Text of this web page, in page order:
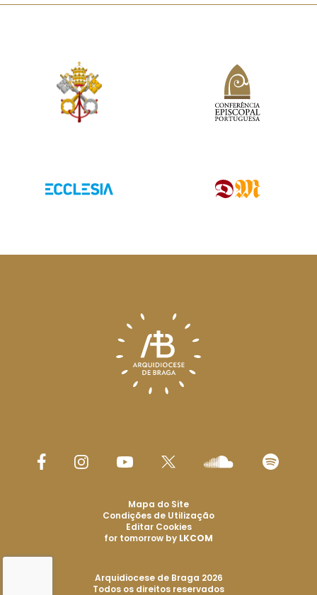
Arquidiocese de Braga 2026
Todos os direitos reservados
Mapa do Site
Condições de Utilização
Editar Cookies
for tomorrow by LKCOM